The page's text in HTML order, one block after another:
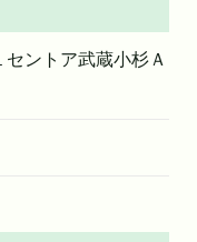
ントア武蔵小杉Ａ